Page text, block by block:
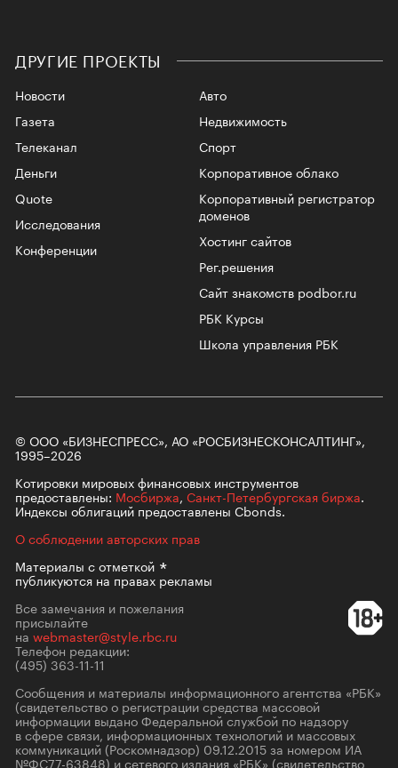
ДРУГИЕ ПРОЕКТЫ
Новости
Газета
Телеканал
Авто
Недвижимость
Спорт
Корпоративное облако
Корпоративный регистратор
доменов
Хостинг сайтов
Рег.решения
Сайт знакомств podbor.ru
РБК Курсы
Школа управления РБК
Деньги
Quote
Исследования
Конференции
© ООО «БИЗНЕСПРЕСС», АО «РОСБИЗНЕСКОНСАЛТИНГ»,
1995–2026
Котировки мировых финансовых инструментов
предоставлены: Мосбиржа, Санкт-Петербургская биржа.
Индексы облигаций предоставлены Cbonds.
О соблюдении авторских прав
Материалы сотметкой
публикуются на правах рекламы
Все замечания и пожелания
присылайте
на webmaster@style.rbc.ru
Телефон редакции:
(495) 363-11-11
Сообщения и материалы информационного агентства «РБК»
(свидетельство о регистрации средства массовой
информации выдано Федеральной службой по надзору
в сфере связи, информационных технологий и массовых
коммуникаций (Роскомнадзор) 09.12.2015 за номером ИА
№ФС77-63848) и сетевого издания «РБК» (свидетельство